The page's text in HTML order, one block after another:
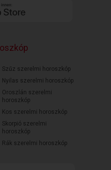
Szűz szerelmi horoszkóp
Nyilas szerelmi horoszkóp
Oroszlán szerelmi
horoszkóp
Kos szerelmi horoszkóp
Skorpió szerelmi
horoszkóp
Rák szerelmi horoszkóp